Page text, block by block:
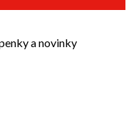
a novinky